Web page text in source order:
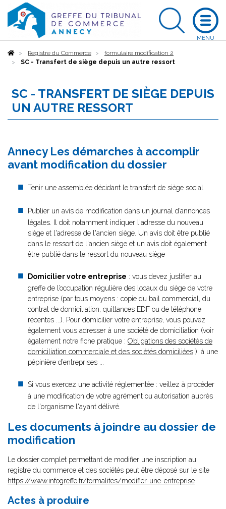
AccueilRegistre du Commerce
formulaire modification 2
SC - Transfert de siège depuis un autre ressort
SC - TRANSFERT DE SIÈGE DEPUIS
UN AUTRE RESSORT
Annecy Les démarches à accomplir
avant modification du dossier
Tenir une assemblée décidant le transfert de siège social
Publier un avis de modification dans un journal d’annonces
légales. Il doit notamment indiquer l'adresse du nouveau
siège et l'adresse de l'ancien siège. Un avis doit être publié
dans le ressort de l'ancien siège et un avis doit également
être publié dans le ressort du nouveau siège
Domicilier votre entreprise : vous devez justifier au
greffe de l’occupation régulière des locaux du siège de votre
entreprise (par tous moyens : copie du bail commercial, du
contrat de domiciliation, quittances EDF ou de téléphone
récentes ...). Pour domicilier votre entreprise, vous pouvez
également vous adresser à une société de domiciliation (voir
également notre fiche pratique : Obligations des sociétés de
domiciliation commerciale et des sociétés domiciliées ), à une
pépinière d’entreprises ...
Si vous exercez une activité réglementée : veillez à procéder
à une modification de votre agrément ou autorisation auprès
de l'organisme l'ayant délivré.
Les documents à joindre au dossier de
modification
Le dossier complet permettant de modifier une inscription au
registre du commerce et des sociétés peut être déposé sur le site
https://www.infogreffe.fr/formalites/modifier-une-entreprise
Actes à produire